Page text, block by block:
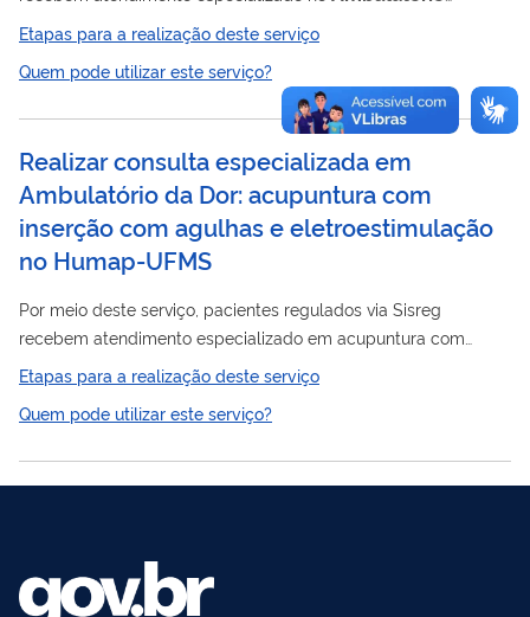
Transexualizador.
Etapas para a realização deste serviço
Quem pode utilizar este serviço?
Realizar consulta especializada em
Ambulatório da Dor: acupuntura com
inserção com agulhas e eletroestimulação
no Humap-UFMS
Por meio deste serviço, pacientes regulados via Sisreg
recebem atendimento especializado em acupuntura com
inserção com agulhas e eletroestimulação.
Etapas para a realização deste serviço
Quem pode utilizar este serviço?